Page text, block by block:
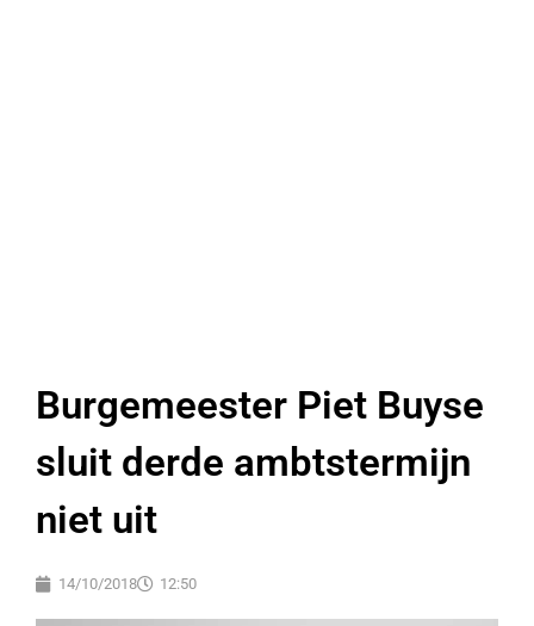
Burgemeester Piet Buyse
sluit derde ambtstermijn
niet uit
14/10/2018 12:50